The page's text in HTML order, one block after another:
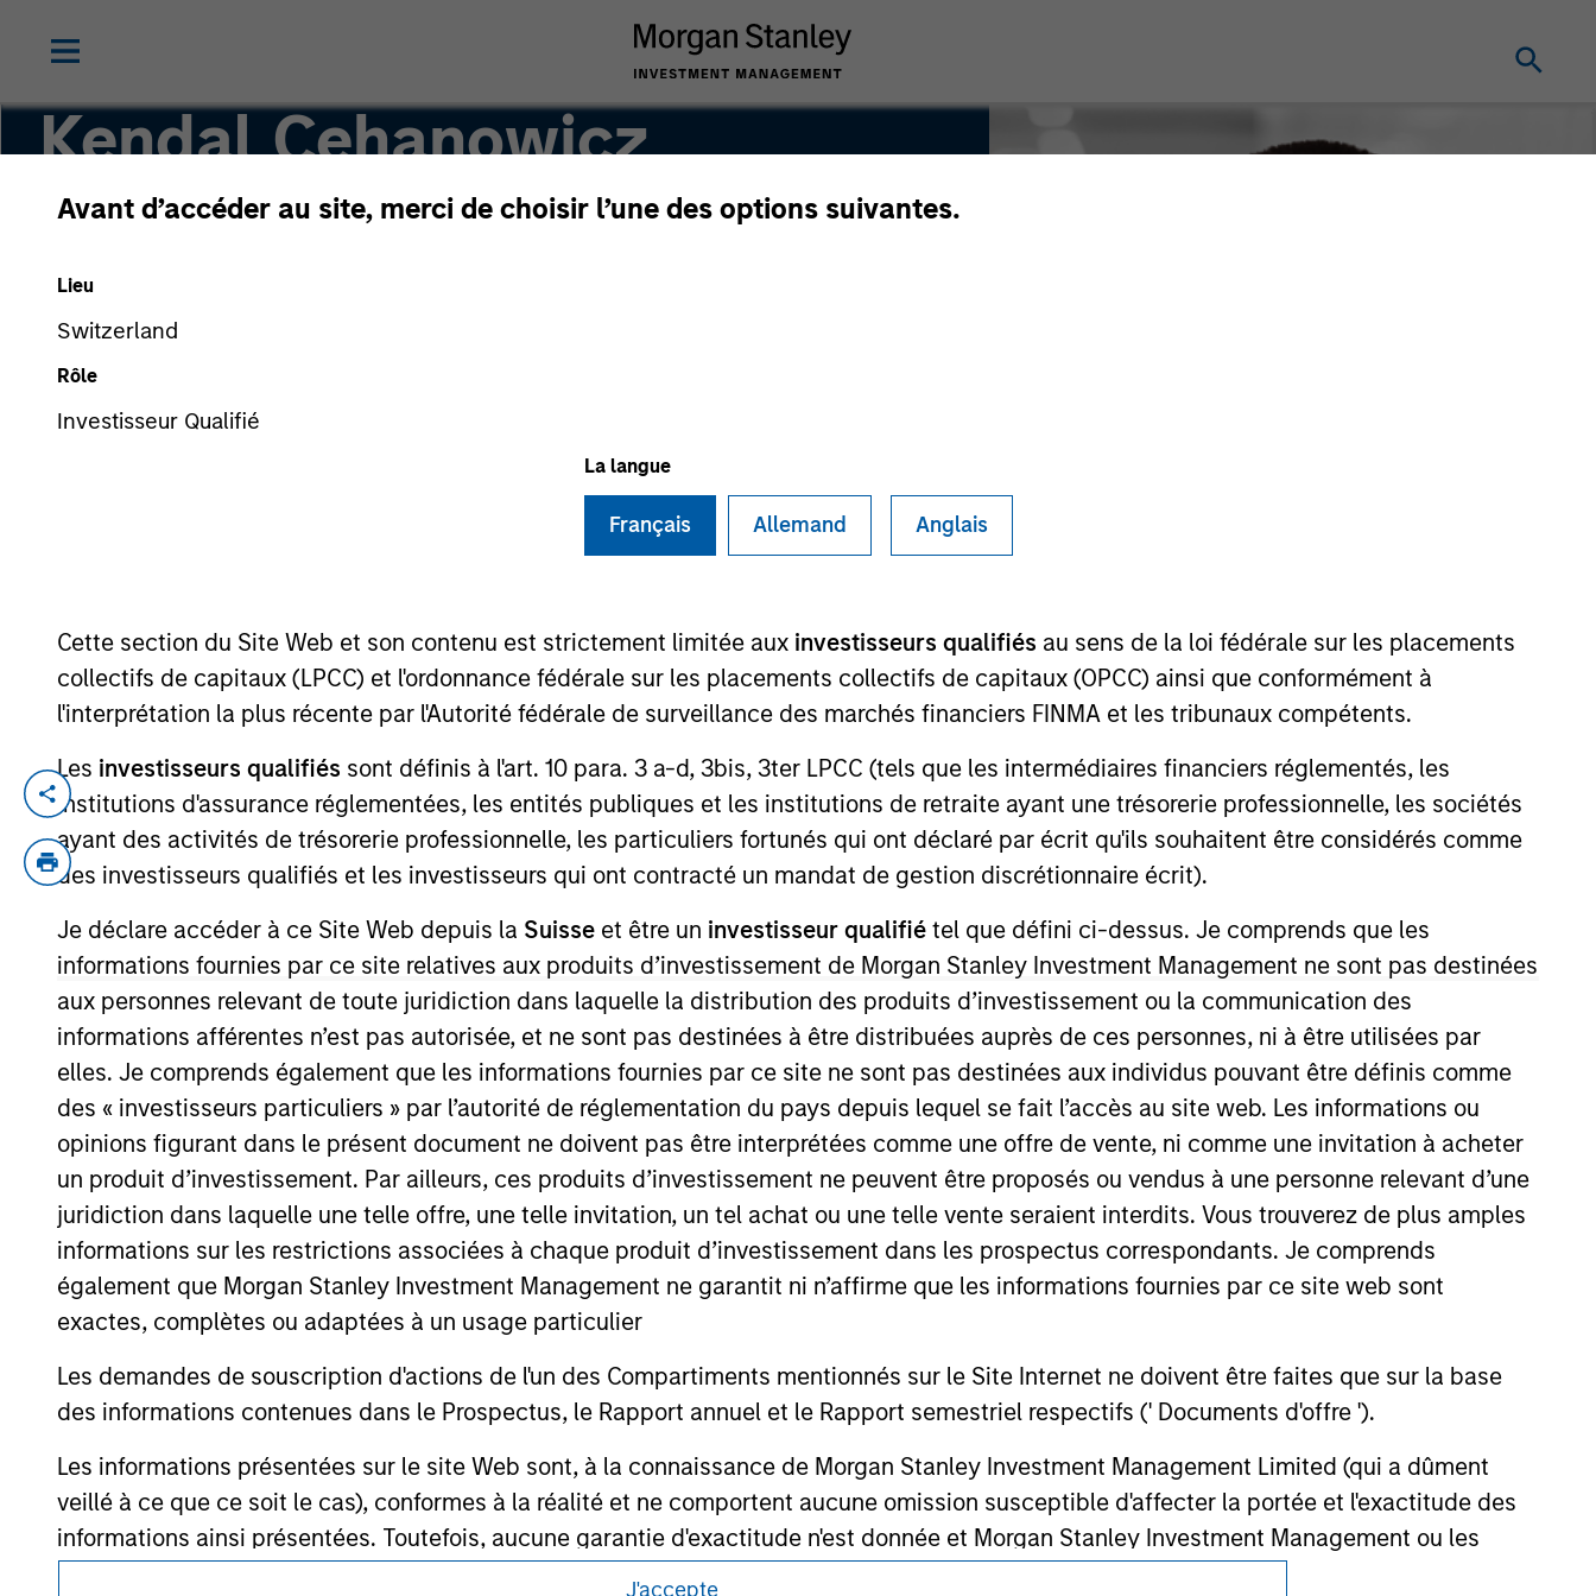
Avant d’accéder au site, merci de choisir l’une des options suivantes.
Lieu
Switzerland
Rôle
Investisseur Qualifié
La langue
Français Allemand Anglais
Cette section du Site Web et son contenu est strictement limitée aux investisseurs qualifiés au sens de la loi fédérale sur les placements
collectifs de capitaux (LPCC) et l'ordonnance fédérale sur les placements collectifs de capitaux (OPCC) ainsi que conformément à
l'interprétation la plus récente par l'Autorité fédérale de surveillance des marchés financiers FINMA et les tribunaux compétents.
Les investisseurs qualifiés sont définis à l'art. 10 para. 3 a-d, 3bis, 3ter LPCC (tels que les intermédiaires financiers réglementés, les
institutions d'assurance réglementées, les entités publiques et les institutions de retraite ayant une trésorerie professionnelle, les sociétés
ayant des activités de trésorerie professionnelle, les particuliers fortunés qui ont déclaré par écrit qu'ils souhaitent être considérés comme
des investisseurs qualifiés et les investisseurs qui ont contracté un mandat de gestion discrétionnaire écrit).
Je déclare accéder à ce Site Web depuis la Suisse et être un investisseur qualifié tel que défini ci-dessus. Je comprends que les
informations fournies par ce site relatives aux produits d’investissement de Morgan Stanley Investment Management ne sont pas destinées
aux personnes relevant de toute juridiction dans laquelle la distribution des produits d’investissement ou la communication des
informations afférentes n’est pas autorisée, et ne sont pas destinées à être distribuées auprès de ces personnes, ni à être utilisées par
elles. Je comprends également que les informations fournies par ce site ne sont pas destinées aux individus pouvant être définis comme
des « investisseurs particuliers » par l’autorité de réglementation du pays depuis lequel se fait l’accès au site web. Les informations ou
opinions figurant dans le présent document ne doivent pas être interprétées comme une offre de vente, ni comme une invitation à acheter
un produit d’investissement. Par ailleurs, ces produits d’investissement ne peuvent être proposés ou vendus à une personne relevant d’une
juridiction dans laquelle une telle offre, une telle invitation, un tel achat ou une telle vente seraient interdits. Vous trouverez de plus amples
informations sur les restrictions associées à chaque produit d’investissement dans les prospectus correspondants. Je comprends
également que Morgan Stanley Investment Management ne garantit ni n’affirme que les informations fournies par ce site web sont
exactes, complètes ou adaptées à un usage particulier
Les demandes de souscription d'actions de l'un des Compartiments mentionnés sur le Site Internet ne doivent être faites que sur la base
des informations contenues dans le Prospectus, le Rapport annuel et le Rapport semestriel respectifs (' Documents d'offre ').
Les informations présentées sur le site Web sont, à la connaissance de Morgan Stanley Investment Management Limited (qui a dûment
veillé à ce que ce soit le cas), conformes à la réalité et ne comportent aucune omission susceptible d'affecter la portée et l'exactitude des
informations ainsi présentées. Toutefois, aucune garantie d'exactitude n'est donnée et Morgan Stanley Investment Management ou les
J'accepte
Kendal Cehanowicz
Managing Director
15 Years
Solutions
Kendal Cehanowicz is a Portfolio Manager on the Global Liquidity team. Prior to joining Morgan Stanley, Kendal was a Director &
Senior Rates Trader at BlackRock. Kendal primarily traded within the firm’s Fundamental Fixed Income platform, specializing in
Treasuries, Inflation/Inflation Derivatives, SSAs, and Interest Rate Swaps. He began his career at BlackRock in 2011 after
graduating from Bryant University. He is a CFA Charterholder and holds the Series 7 and Series 63 designations.
May not represent all Team Members.
The information on this page is for informational purposes only. The information contained herein does not constitute and should not be construed as an
offering of advisory services or an offer to sell or a solicitation of an offer to buy any securities in any jurisdiction in which such offer or solicitation,
purchase or sale would be unlawful under the securities, insurance or other laws of such jurisdiction.
All investing involves risks, including a loss of principal.
Please refer to the strategy detail page for important information on the strategy, including additional risk considerations.
Morgan Stanley
Morgan Stanley Careers